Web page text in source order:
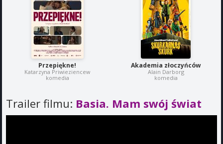
Przepiękne!
Katarzyna Priwieziencew
komedia
Akademia złoczyńców
Alain Darborg
komedia
Trailer filmu: Basia. Mam swój świat